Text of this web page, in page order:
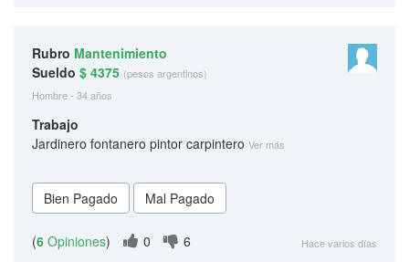
Rubro Mantenimiento
Sueldo $ 4375 (pesos argentinos)
Hombre - 34 años
Trabajo
Jardinero fontanero pintor carpintero Ver más
(6 Opiniones) 0 6 Hace varios días